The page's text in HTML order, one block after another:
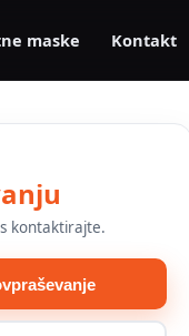
maske Kontakt
kontaktirajte.